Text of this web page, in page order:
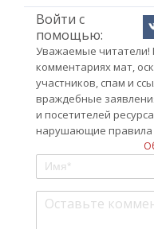
Войти с
помощью:
Уважаемые
комментариях мат,
участников, спам и
враждебные
и посетителей
нарушающие правила